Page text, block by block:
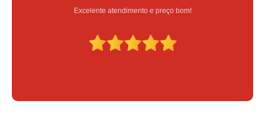
Serviço feito na hora e de qualidade